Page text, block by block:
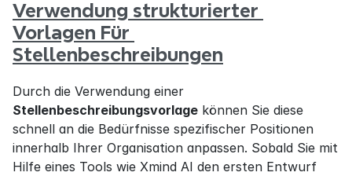
Verwendung strukturierter
Vorlagen Für
Stellenbeschreibungen
Stellenbeschreibungsvorlage können Sie diese
schnell an die Bedürfnisse spezifischer Positionen
innerhalb Ihrer Organisation anpassen. Sobald Sie mit
Hilfe eines Tools wie Xmind AI den ersten Entwurf